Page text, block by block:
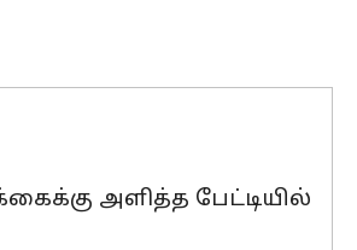
அளித்த பேட்டியில்